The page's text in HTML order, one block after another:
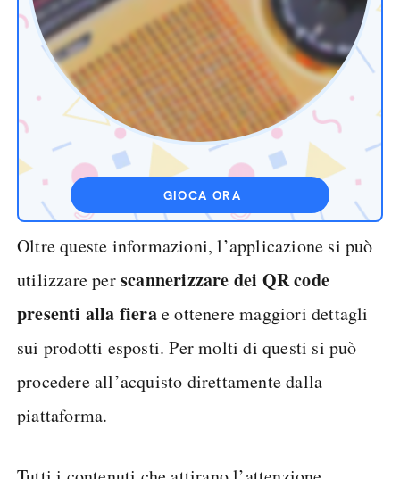
GIOCA ORA
Oltre queste informazioni, l’applicazione si può
utilizzare perscannerizzare dei QR code
presenti alla fierae ottenere maggiori dettagli
sui prodotti esposti. Per molti di questi si può
procedere all’acquisto direttamente dalla
piattaforma.